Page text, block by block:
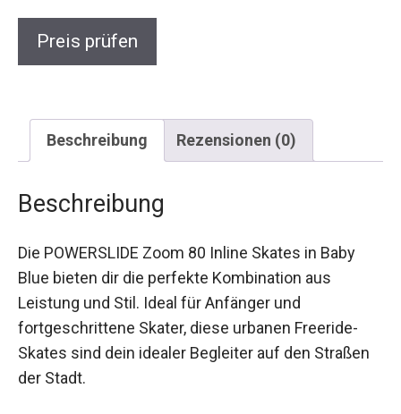
Preis prüfen
Beschreibung Rezensionen (0)
Beschreibung
Blue bieten dir die perfekte Kombination aus
Leistung und Stil. Ideal für Anfänger und
fortgeschrittene Skater, diese urbanen Freeride-
Skates sind dein idealer Begleiter auf den Straßen
der Stadt.